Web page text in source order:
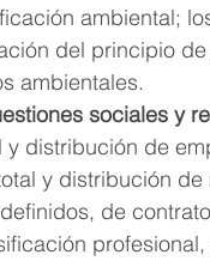
ambiental;
del principio
ambientales.
sociales y
y distribución de
y distribución
de